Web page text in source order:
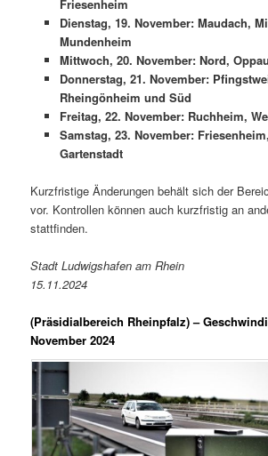
Friesenheim
Dienstag, 19. November: Maudach,
Mundenheim
Mittwoch, 20. November: Nord,
Donnerstag, 21. November:
Rheingönheim und Süd
Freitag, 22. November: Ruchheim,
Samstag, 23. November:
Gartenstadt
Kurzfristige Änderungen behält sich der
vor. Kontrollen können auch kurzfristig an
stattfinden.
Stadt Ludwigshafen am Rhein
15.11.2024
(Präsidialbereich Rheinpfalz)–
November 2024